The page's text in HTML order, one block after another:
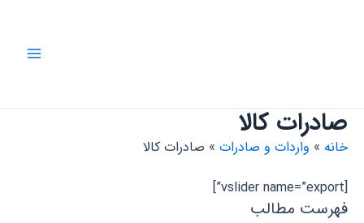
صادرات کالا
خانه واردات و صادرات
صادرات کالا
[vslider name=”export”]
فهرست مطالب